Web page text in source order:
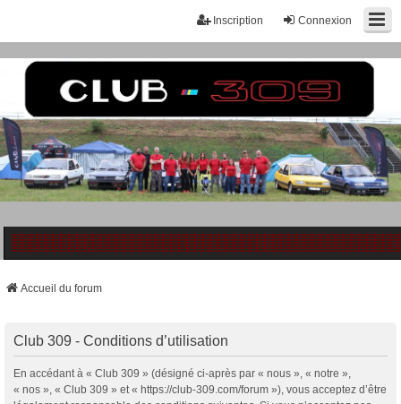
Connexion
Inscription
Accueil du forum
Club 309 - Conditions d’utilisation
En accédant à « Club 309 » (désigné ci-après par « nous », « notre »,
« nos », « Club 309 » et « https://club-309.com/forum »), vous acceptez d’être